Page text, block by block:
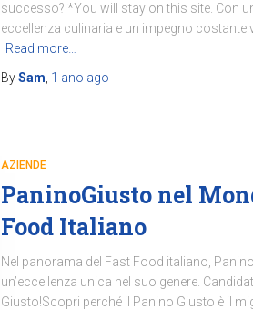
successo? *You will stay on this site. Con
eccellenza culinaria e un impegno costante
Read more…
BySam 1 ano ago
AZIENDE
PaninoGiusto nel
Food Italiano
Nel panorama del Fast Food italiano,
un’eccellenza unica nel suo genere.
Giusto!Scopri perché il Panino Giusto è il